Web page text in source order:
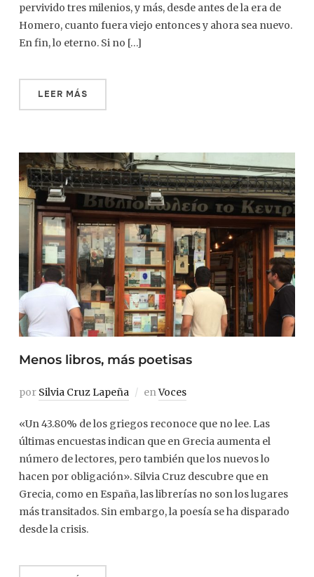
pervivido tres milenios, y más, desde antes de la era de
Homero, cuanto fuera viejo entonces y ahora sea nuevo.
En fin, lo eterno. Si no […]
LEER MÁS
Menos libros, más poetisas
por Silvia Cruz Lapeña enVoces
«Un 43.80% de los griegos reconoce que no lee. Las
últimas encuestas indican que en Grecia aumenta el
número de lectores, pero también que los nuevos lo
hacen por obligación». Silvia Cruz descubre que en
Grecia, como en España, las librerías no son los lugares
más transitados. Sin embargo, la poesía se ha disparado
desde la crisis.